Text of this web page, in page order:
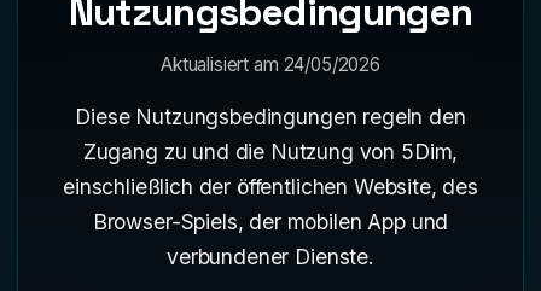
Nutzungsbedingungen
Aktualisiert am 24/05/2026
Diese Nutzungsbedingungen regeln den
Zugang zu und die Nutzung von 5Dim,
einschließlich der öffentlichen Website, des
Browser-Spiels, der mobilen App und
verbundener Dienste.